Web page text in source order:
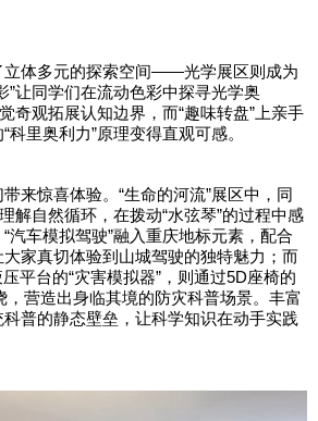
立体多元的探索空间——光学展区则成为
”让同学们在流动色彩中探寻光学奥
奇观拓展认知边界，而“趣味转盘”上亲手
里奥利力”原理变得直观可感。
来惊喜体验。“生命的河流”展区中，同
解自然循环，在拨动“水弦琴”的过程中感
汽车模拟驾驶”融入重庆地标元素，配合
家真切体验到山城驾驶的独特魅力；而
平台的“灾害模拟器”，则通过5D座椅的
，营造出身临其境的防灾科普场景。丰富
普的静态壁垒，让科学知识在动手实践